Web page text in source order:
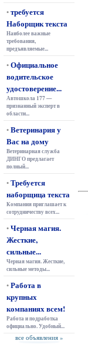
•требуется
Наборщик текста
Наиболее важные
требования,
предъявляемые...
•Официальное
водительское
удостоверение...
Автошкола 177 —
признанный эксперт в
области...
•Ветеринария у
Вас на дому
Ветеринарная служба
ДИНГО предлагает
полный...
•Требуется
наборщица текста
Компания приглашает к
сотрудничеству всех...
•Черная магия.
Жесткие,
сильные...
Черная магия. Жесткие,
сильные методы...
•Работа в
крупных
компаниях всем!
Работа и подработка
официально. Удобный...
все объявления »